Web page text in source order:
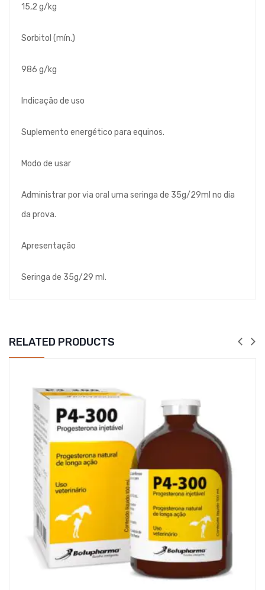
15,2 g/kg
Sorbitol (mín.)
986 g/kg
Indicação de uso
Suplemento energético para equinos.
Modo de usar
Administrar por via oral uma seringa de 35g/29ml no dia
da prova.
Apresentação
Seringa de 35g/29 ml.
RELATED PRODUCTS